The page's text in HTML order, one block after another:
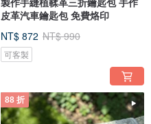
皮革汽車鑰匙包 免費烙印
NT$ 872 NT$ 990
可客製
88 折